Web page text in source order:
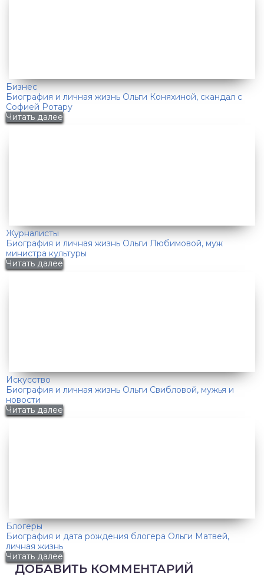
Бизнес
Биография и личная жизнь Ольги Коняхиной, скандал с
Софией Ротару
Читать далее
Журналисты
Биография и личная жизнь Ольги Любимовой, муж
министра культуры
Читать далее
Искусство
Биография и личная жизнь Ольги Свибловой, мужья и
новости
Читать далее
Блогеры
Биография и дата рождения блогера Ольги Матвей,
личная жизнь
Читать далее
ДОБАВИТЬ КОММЕНТАРИЙ